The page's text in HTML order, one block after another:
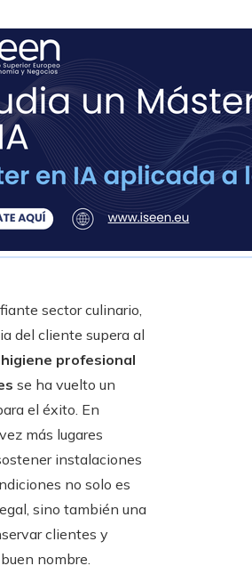
sector culinario,
del cliente supera al
higiene profesional
se ha vuelto un
el éxito. En
más lugares
instalaciones
no solo es
sino también una
clientes y
nombre.